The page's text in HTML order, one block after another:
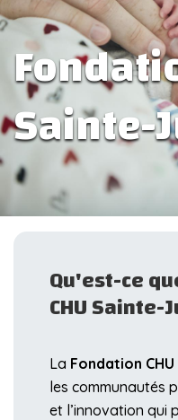
Sainte-
Qu'est-ce
CHU Sainte-
La Fondation
les communautés
et l’innovation qui